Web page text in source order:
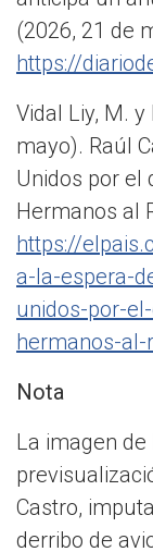
(2026, 21 de
https://
Vidal Liy, M.
mayo). Raúl
Unidos por el
Hermanos al
https://
a-la-espera-
unidos-por-
hermanos-
Nota
La imagen
Castro,
derribo de